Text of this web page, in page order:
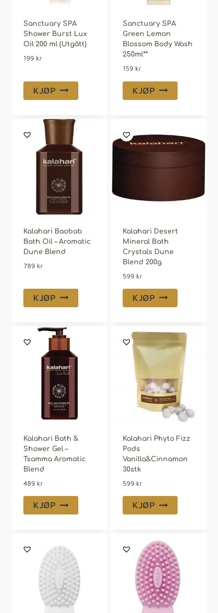
Sanctuary SPA
Shower Burst Lux
Oil 200 ml (Utgått)
199 kr
KJØP
Sanctuary SPA
Green Lemon
Blossom Body Wash
250ml**
159 kr
KJØP
Kalahari Baobab
Bath Oil – Aromatic
Dune Blend
789 kr
KJØP
Kalahari Desert
Mineral Bath
Crystals Dune
Blend 200g
599 kr
KJØP
Kalahari Bath &
Shower Gel –
Tsamma Aromatic
Blend
489 kr
KJØP
Kalahari Phyto Fizz
Pods
Vanilla&Cinnamon
30stk
599 kr
KJØP